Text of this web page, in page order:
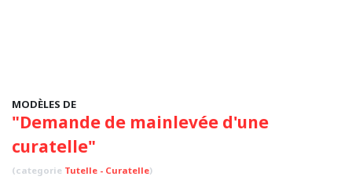
MODÈLES DE
"Demande de mainlevée d'une
curatelle"
(categorie Tutelle - Curatelle)